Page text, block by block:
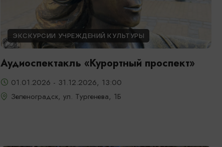
ЭКСКУРСИИ УЧРЕЖДЕНИЙ КУЛЬТУРЫ
Аудиоспектакль «Курортный проспект»
01.01.2026 - 31.12.2026, 13:00
Зеленоградск, ул. Тургенева, 1Б